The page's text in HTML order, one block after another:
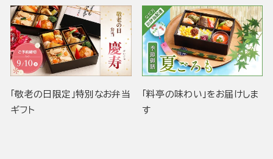
「敬老の日限定」特別なお弁当
ギフト
「料亭の味わい」をお届けしま
す